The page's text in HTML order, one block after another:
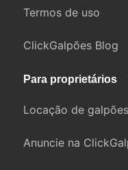
Termos de uso
ClickGalpões Blog
Para proprietários
Locação de galpões
Anuncie na